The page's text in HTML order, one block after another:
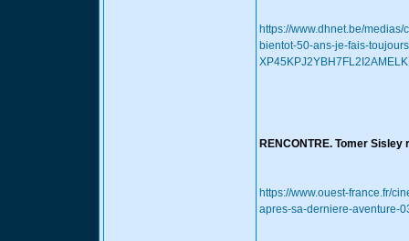
https://www.dhnet.be/
bientot-50-ans-je-fais-
RENCONTRE. Tomer
https://www.ouest-france.fr/
apres-sa-derniere-aventure-